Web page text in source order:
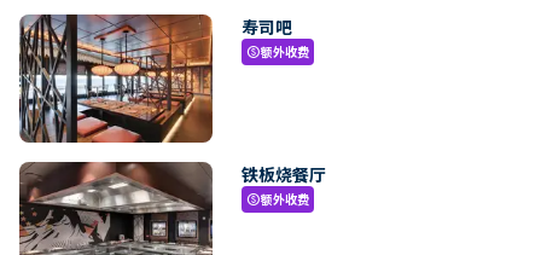
寿司吧
paid额外收费
铁板烧餐厅
paid额外收费